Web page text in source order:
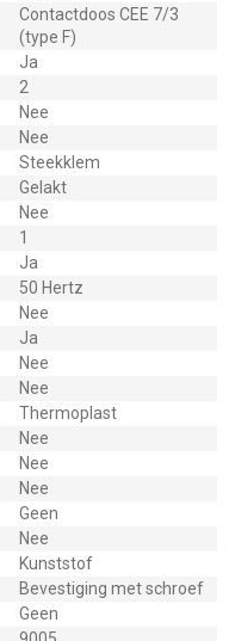
Contactdoos CEE 7/3
(type F)
Ja
2
Nee
Nee
Steekklem
Gelakt
Nee
1
Ja
50 Hertz
Nee
Ja
Nee
Nee
Thermoplast
Nee
Nee
Nee
Geen
Nee
Kunststof
Bevestiging met schroef
Geen